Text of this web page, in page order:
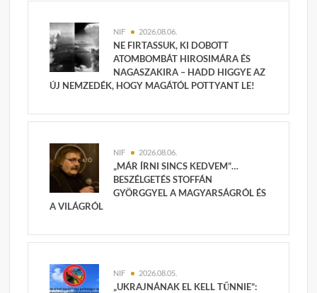
NIF 2026.08.06.
NE FIRTASSUK, KI DOBOTT
ATOMBOMBÁT HIROSIMÁRA ÉS
NAGASZAKIRA – HADD HIGGYE AZ
ÚJ NEMZEDÉK, HOGY MAGÁTÓL POTTYANT LE!
NIF 2026.08.06.
„MÁR ÍRNI SINCS KEDVEM”…
BESZÉLGETÉS STOFFÁN
GYÖRGGYEL A MAGYARSÁGRÓL ÉS
A VILÁGRÓL
NIF 2026.08.05.
„UKRAJNÁNAK EL KELL TŰNNIE”: